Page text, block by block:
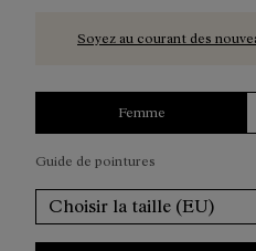
Soyez au courant des
Femme
Guide de pointures
Choisir la taille (EU)